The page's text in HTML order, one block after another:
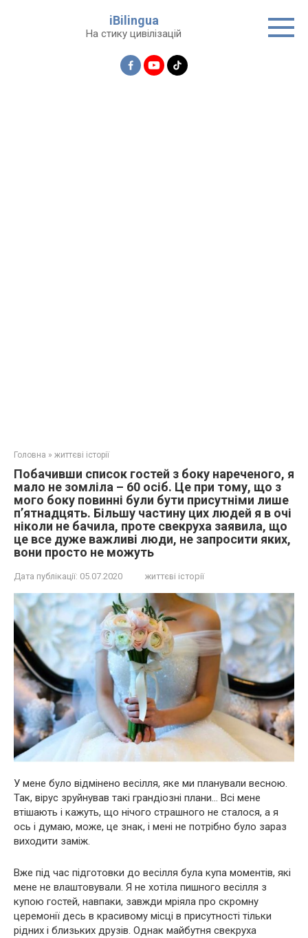
iBilingua
На стику цивілізацій
Головна » життєві історії
Побачивши список гостей з боку нареченого, я
мало не зомліла – 60 осіб. Це при тому, що з
мого боку повинні були бути присутніми лише
п’ятнадцять. Більшу частину цих людей я в очі
ніколи не бачила, проте свекруха заявила, що
це все дуже важливі люди, не запросити яких,
вони просто не можуть
Дата публікації: 05.07.2020 життєві історії
У мене було відмінено весілля, яке ми планували весною.
Так, вірус зруйнував такі грандіозні плани… Всі мене
втішають і кажуть, що нічого страшного не сталося, а я
ось і думаю, може, це знак, і мені не потрібно було зараз
виходити заміж.
Вже під час підготовки до весілля була купа моментів, які
мене не влаштовували. Я не хотіла пишного весілля з
купою гостей, навпаки, завжди мріяла про скромну
церемонії десь в красивому місці в присутності тільки
рідних і близьких друзів. Однак майбутня свекруха